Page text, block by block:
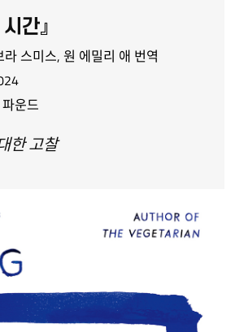
간』
라 스미스, 원 에밀리 애 번역
운드
한 고찰